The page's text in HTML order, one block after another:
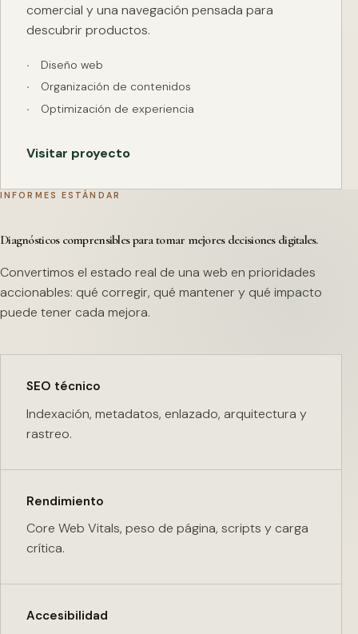
comercial y una navegación pensada para
descubrir productos.
Diseño web
Organización de contenidos
Optimización de experiencia
Visitar proyecto
INFORMES ESTÁNDAR
Diagnósticos comprensibles para tomar mejores decisiones digitales.
Convertimos el estado real de una web en prioridades
accionables: qué corregir, qué mantener y qué impacto
puede tener cada mejora.
SEO técnico
Indexación, metadatos, enlazado, arquitectura y
rastreo.
Rendimiento
Core Web Vitals, peso de página, scripts y carga
crítica.
Accesibilidad